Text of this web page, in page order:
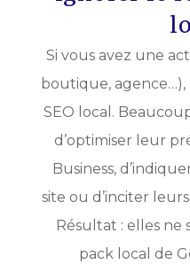
Si vous avez une
boutique, agence…),
SEO local.
d’optimiser leur
Business,
site ou d’inciter
Résultat : elles ne
pack local de